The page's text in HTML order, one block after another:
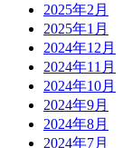
2025年2月
2025年1月
2024年12月
2024年11月
2024年10月
2024年9月
2024年8月
2024年7月